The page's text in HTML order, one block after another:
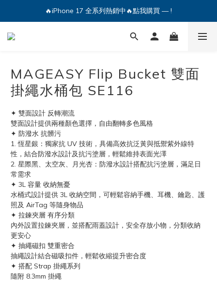
🔥iPhone 17 全系列熱銷中🔥點我購買 — !
MAGEASY Flip Bucket 雙面
掛繩水桶包 SE116
✦ 雙面設計 反轉潮流
雙面設計提供兩種顏色選擇，自由翻轉多色風格
✦ 防潑水 抗髒污
1. 恆星銀：獨家抗 UV 技術，具備高效抗泛黃與抵禦紫外線特
性，結合防潑水設計及抗污塗層，輕鬆維持表面光澤
2. 星際黑、太空灰、月光杏：防潑水設計搭配抗污塗層，滿足日
常需求
✦ 3L 容量 收納無憂
水桶式設計提供 3L 收納空間，可輕鬆容納手機、耳機、鑰匙、護
照及 AirTag 等隨身物品
✦ 拉鍊夾層 有序分類
內外設置拉鍊夾層，並搭配雨蓋設計，安全存放小物，分類收納
更安心
✦ 抽繩磁扣 雙重密合
抽繩設計結合磁吸扣件，輕鬆收縮提升密合度
✦ 搭配 Strap 掛繩系列
隨附 8.3mm 掛繩